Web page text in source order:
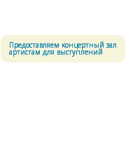
Предоставляем концертный зал
артистам для выступлений